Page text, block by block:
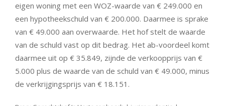
eigen woning met een WOZ-waarde van € 249.000 en
een hypotheekschuld van € 200.000. Daarmee is sprake
van € 49.000 aan overwaarde. Het hof stelt de waarde
van de schuld vast op dit bedrag. Het ab-voordeel komt
daarmee uit op € 35.849, zijnde de verkoopprijs van €
5.000 plus de waarde van de schuld van € 49.000, minus
de verkrijgingsprijs van € 18.151.